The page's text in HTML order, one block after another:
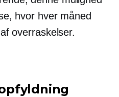
hvor hver måned
overraskelser.